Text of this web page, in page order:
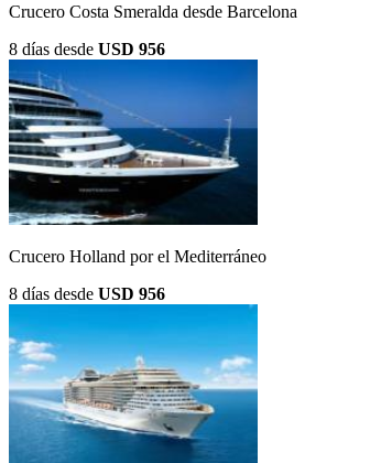
Crucero Costa Smeralda desde Barcelona
8 días desde USD 956
Crucero Holland por el Mediterráneo
8 días desde USD 956